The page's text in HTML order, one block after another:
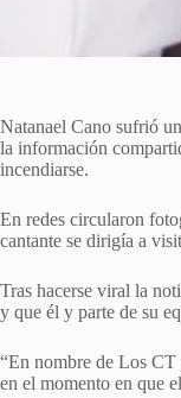
Natanael Cano sufrió
la información
incendiarse.
En redes circularon
cantante se dirigía a
Tras hacerse viral la
y que él y parte de su
“En nombre de Los CT
en el momento en que